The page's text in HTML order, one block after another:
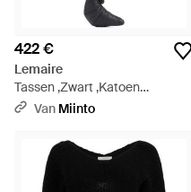
422 €
Lemaire
Tassen ,Zwart ,Katoen
Crossbody Croissant
Van Miinto